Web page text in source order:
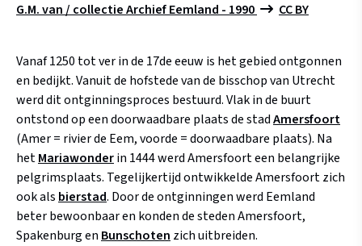
G.M. van / collectie Archief Eemland - 1990
CC BY
Vanaf 1250 tot ver in de 17de eeuw is het gebied ontgonnen
en bedijkt. Vanuit de hofstede van de bisschop van Utrecht
werd dit ontginningsproces bestuurd. Vlak in de buurt
ontstond op een doorwaadbare plaats de stadAmersfoort
(Amer = rivier de Eem, voorde = doorwaadbare plaats). Na
hetMariawonderin 1444 werd Amersfoort een belangrijke
pelgrimsplaats. Tegelijkertijd ontwikkelde Amersfoort zich
ook als bierstad. Door de ontginningen werd Eemland
beter bewoonbaar en konden de steden Amersfoort,
Spakenburg en Bunschoten zich uitbreiden.